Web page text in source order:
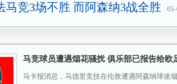
马竞3场不胜 而阿森纳3战全胜
马竞球员遭遇烟花骚扰 俱乐部已报告给欧
马卡报消息，马德里竞技在伦敦遭遇阿森纳球迷